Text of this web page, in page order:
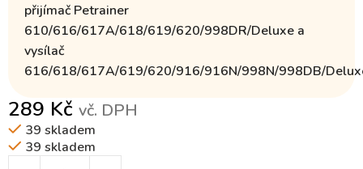
přijímač Petrainer
610/616/617A/618/619/620/998DR/Deluxe a
vysílač
616/618/617A/619/620/916/916N/998N/998DB/
289 Kč vč. DPH
39 skladem
39 skladem